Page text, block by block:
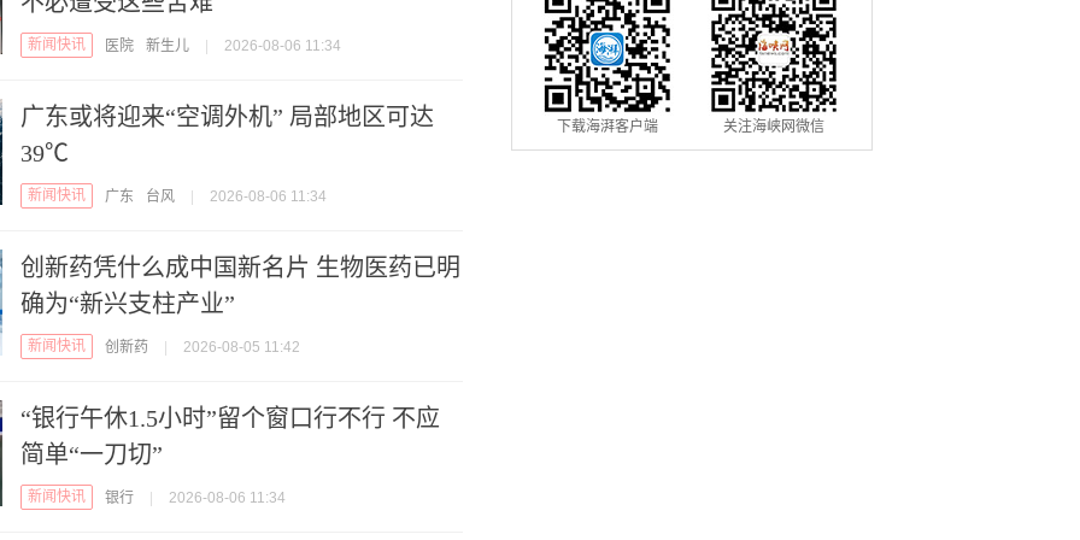
新闻快讯 医院 新生儿 2026-08-06 11:34
广东或将迎来“空调外机” 局部地区可达
39℃
新闻快讯 广东 台风 2026-08-06 11:34
创新药凭什么成中国新名片 生物医药已明
确为“新兴支柱产业”
新闻快讯 创新药 2026-08-05 11:42
“银行午休1.5小时”留个窗口行不行 不应
简单“一刀切”
新闻快讯 银行 2026-08-06 11:34
下载海湃客户端 关注海峡网微信